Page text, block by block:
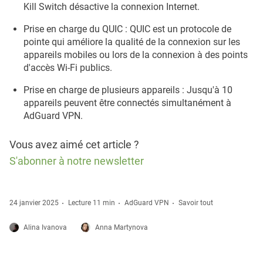
Kill Switch désactive la connexion Internet.
Prise en charge du QUIC : QUIC est un protocole de
pointe qui améliore la qualité de la connexion sur les
appareils mobiles ou lors de la connexion à des points
d'accès Wi-Fi publics.
Prise en charge de plusieurs appareils : Jusqu'à 10
appareils peuvent être connectés simultanément à
AdGuard VPN.
Vous avez aimé cet article ?
S'abonner à notre newsletter
24 janvier 2025 Lecture 11 min AdGuard VPN Savoir tout
Alina Ivanova Anna Martynova